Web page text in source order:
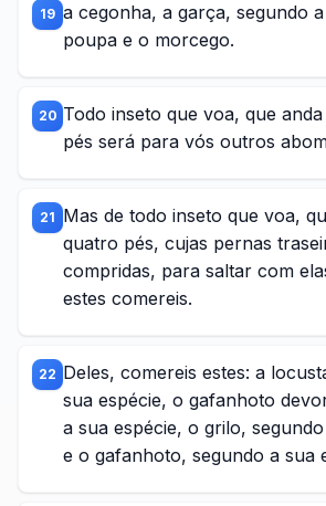
19 a cegonha, a garça, segundo
poupa e o morcego.
20 Todo inseto que voa, que
pés será para vós outros
21 Mas de todo inseto que voa,
quatro pés, cujas pernas
compridas, para saltar com
estes comereis.
22 Deles, comereis estes: a
sua espécie, o gafanhoto
a sua espécie, o grilo,
e o gafanhoto, segundo a sua